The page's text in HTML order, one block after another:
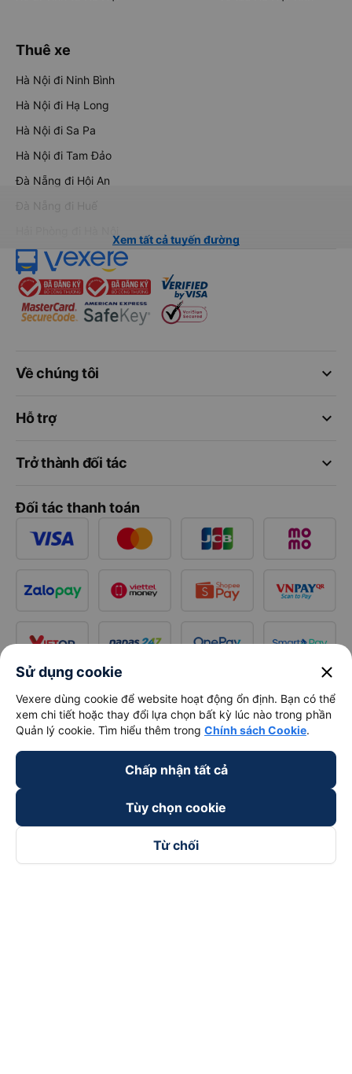
Thuê xe
Hà Nội đi Ninh Bình
Hà Nội đi Hạ Long
Hà Nội đi Sa Pa
Hà Nội đi Tam Đảo
Đà Nẵng đi Hội An
Đà Nẵng đi Huế
Xem tất cả tuyến đường
keyboard_arrow_down
Về chúng tôi
keyboard_arrow_down
Hỗ trợ
keyboard_arrow_down
Trở thành đối tác
Đối tác thanh toán
Theo dõi chúng tôi trên
Sử dụng cookie close
Vexere dùng cookie để website hoạt động ổn định. Bạn có thể
xem chi tiết hoặc thay đổi lựa chọn bất kỳ lúc nào trong phần
Quản lý cookie. Tìm hiểu thêm trong Chính sách Cookie.
Chấp nhận tất cả
Tùy chọn cookie
Từ chối